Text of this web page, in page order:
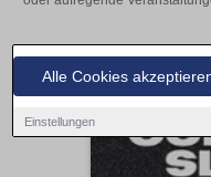
Alle Cookies
Einstellungen